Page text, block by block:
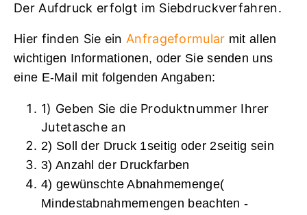
Der Aufdruck erfolgt im Siebdruckverfahren.
Hier finden Sie einAnfrageformular mit allen
wichtigen Informationen, oder Sie senden uns
eine E-Mail mit folgenden Angaben:
1) Geben Sie die Produktnummer Ihrer
Jutetasche an
2) Soll der Druck 1seitig oder 2seitig sein
3) Anzahl der Druckfarben
4) gewünschte Abnahmemenge(
Mindestabnahmemengen beachten -